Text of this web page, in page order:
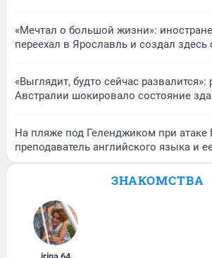
«Мечтал о большой жизни»:
переехал в Ярославль и создал
«Выглядит, будто сейчас развалится»:
Австралии шокировало состояние
На пляже под Геленджиком при
преподаватель английского языка и
ЗНАКОМСТВА